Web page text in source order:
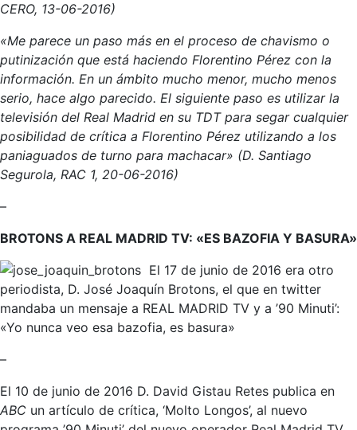
CERO, 13-06-2016)
«Me parece un paso más en el proceso de chavismo o
putinización que está haciendo Florentino Pérez con la
información. En un ámbito mucho menor, mucho menos
serio, hace algo parecido. El siguiente paso es utilizar la
televisión del Real Madrid en su TDT para segar cualquier
posibilidad de crítica a Florentino Pérez utilizando a los
paniaguados de turno para machacar» (D. Santiago
Segurola, RAC 1, 20-06-2016)
–
BROTONS A REAL MADRID TV: «ES BAZOFIA Y BASURA»
El 17 de junio de 2016 era otro
periodista, D. José Joaquín Brotons, el que en twitter
mandaba un mensaje a REAL MADRID TV y a ’90 Minuti’:
«Yo nunca veo esa bazofia, es basura»
–
El 10 de junio de 2016 D. David Gistau Retes publica en
ABC un artículo de crítica, ‘Molto Longos’, al nuevo